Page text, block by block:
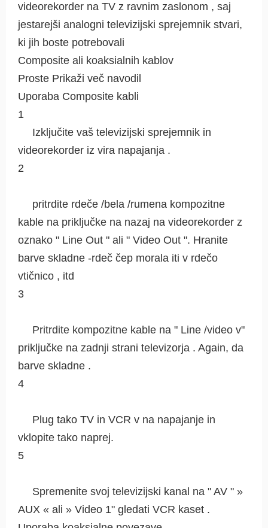
videorekorder na TV z ravnim zaslonom , saj
jestarejši analogni televizijski sprejemnik stvari,
ki jih boste potrebovali
Composite ali koaksialnih kablov
Proste Prikaži več navodil
Uporaba Composite kabli
1
Izključite vaš televizijski sprejemnik in
videorekorder iz vira napajanja .
2
pritrdite rdeče /bela /rumena kompozitne
kable na priključke na nazaj na videorekorder z
oznako " Line Out " ali " Video Out ". Hranite
barve skladne -rdeč čep morala iti v rdečo
vtičnico , itd
3
Pritrdite kompozitne kable na " Line /video v"
priključke na zadnji strani televizorja . Again, da
barve skladne .
4
Plug tako TV in VCR v na napajanje in
vklopite tako naprej.
5
Spremenite svoj televizijski kanal na " AV " »
AUX « ali » Video 1" gledati VCR kaset .